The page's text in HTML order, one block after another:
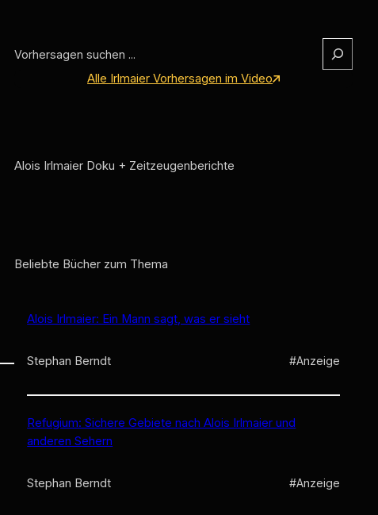
e
Alle Irlmaier Vorhersagen im Video
Alois Irlmaier Doku + Zeitzeugenberichte
Beliebte Bücher zum Thema
Alois Irlmaier: Ein Mann sagt, was er sieht
Stephan Berndt #Anzeige
Refugium: Sichere Gebiete nach Alois Irlmaier und
anderen Sehern
Stephan Berndt #Anzeige